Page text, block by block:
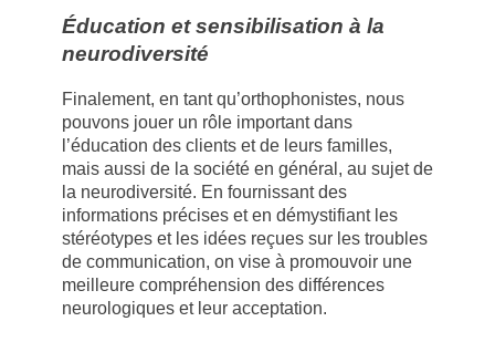
Éducation et sensibilisation à la
neurodiversité
Finalement, en tant qu’orthophonistes, nous
pouvons jouer un rôle important dans
l’éducation des clients et de leurs familles,
mais aussi de la société en général, au sujet de
la neurodiversité. En fournissant des
informations précises et en démystifiant les
stéréotypes et les idées reçues sur les troubles
de communication, on vise à promouvoir une
meilleure compréhension des différences
neurologiques et leur acceptation.